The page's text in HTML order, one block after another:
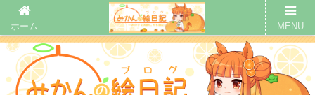
ホーム MENU